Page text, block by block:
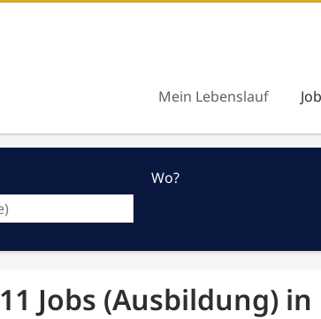
Mein Lebenslauf
Wo?
11 Jobs (Ausbildung)